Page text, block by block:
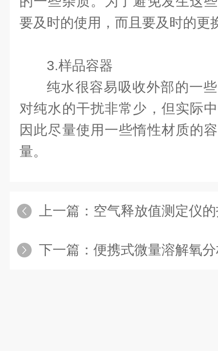
要及时的使用，而且要及时的更
3.样品容器
纯水很容易吸收外部的一
对纯水的干扰非常少，但实际
因此尽量使用一些惰性材质的
量。
上一篇： 空气释放值测定仪
下一篇： 便携式微量溶解氧分析